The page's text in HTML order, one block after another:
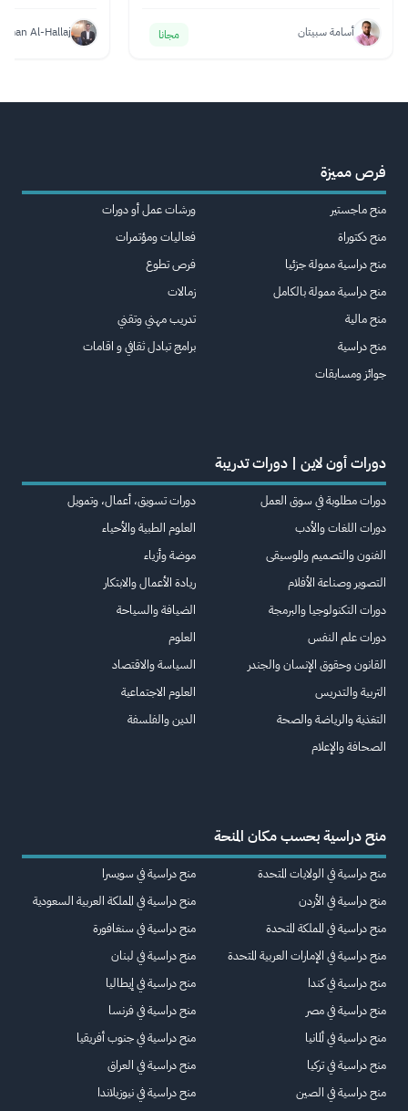
أسامة سبيتان مجانا Al-Hallaj
فرص مميزة
منح ماجستير
منح دكتوراة
منح دراسية ممولة جزئيا
منح دراسية ممولة بالكامل
منح مالية
منح دراسية
جوائز ومسابقات
ورشات عمل أو دورات
فعاليات ومؤتمرات
فرص تطوع
زمالات
تدريب مهني وتقني
برامج تبادل ثقافي و اقامات
دورات أون لاين | دورات تدريبة
دورات مطلوبة في سوق العمل
دورات اللغات والأدب
الفنون والتصميم والموسيقى
التصوير وصناعة الأفلام
دورات التكنولوجيا والبرمجة
دورات علم النفس
القانون وحقوق الإنسان والجندر
التربية والتدريس
التغذية والرياضة والصحة
الصحافة والإعلام
دورات تسويق، أعمال، وتمويل
العلوم الطبية والأحياء
موضة وأزياء
ريادة الأعمال والابتكار
الضيافة والسياحة
العلوم
السياسة والاقتصاد
العلوم الاجتماعية
الدين والفلسفة
منح دراسية بحسب مكان المنحة
منح دراسية في الولايات المتحدة
منح دراسية في الأردن
منح دراسية في المملكة المتحدة
منح دراسية في الإمارات العربية المتحدة
منح دراسية في كندا
منح دراسية في مصر
منح دراسية في ألمانيا
منح دراسية في تركيا
منح دراسية في الصين
منح دراسية في سويسرا
منح دراسية في المملكة العربية السعودية
منح دراسية في سنغافورة
منح دراسية في لبنان
منح دراسية في إيطاليا
منح دراسية في فرنسا
منح دراسية في جنوب أفريقيا
منح دراسية في العراق
منح دراسية في نيوزيلاندا